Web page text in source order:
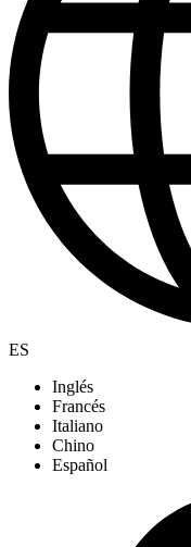
ES
Inglés
Francés
Italiano
Chino
Español